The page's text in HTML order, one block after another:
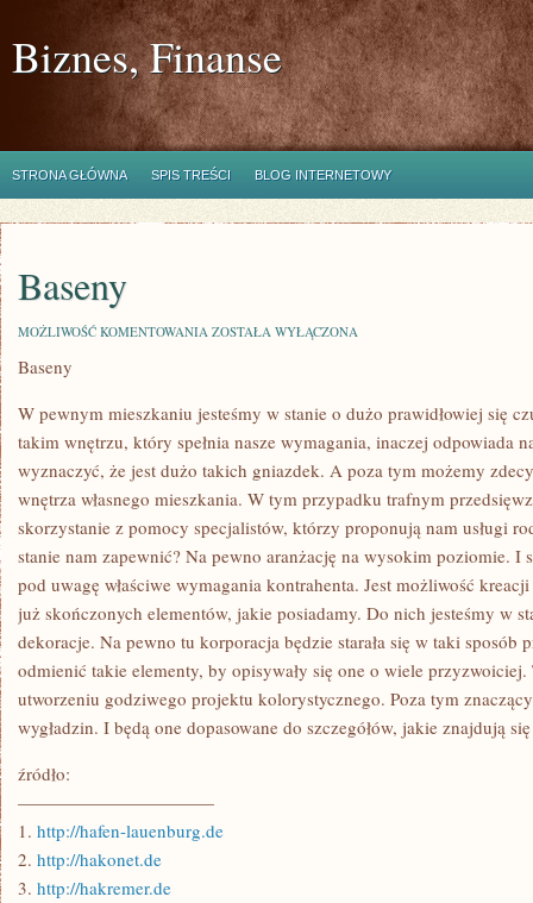
Biznes, Finanse
STRONA GŁÓWNA SPIS TREŚCI BLOG INTERNETOWY
Baseny
MOŻLIWOŚĆ KOMENTOWANIA BASENY
ZOSTAŁA WYŁĄCZONA
Baseny
W pewnym mieszkaniu jesteśmy w stanie o dużo prawidłowiej się
takim wnętrzu, który spełnia nasze wymagania, inaczej odpowiada
wyznaczyć, że jest dużo takich gniazdek. A poza tym możemy
wnętrza własnego mieszkania. W tym przypadku trafnym
skorzystanie z pomocy specjalistów, którzy proponują nam usługi
stanie nam zapewnić? Na pewno aranżację na wysokim poziomie. I
pod uwagę właściwe wymagania kontrahenta. Jest możliwość
już skończonych elementów, jakie posiadamy. Do nich jesteśmy w
dekoracje. Na pewno tu korporacja będzie starała się w taki sposób
odmienić takie elementy, by opisywały się one o wiele przyzwoiciej.
utworzeniu godziwego projektu kolorystycznego. Poza tym
wygładzin. I będą one dopasowane do szczegółów, jakie znajdują
źródło:
———————————
1. http://hafen-lauenburg.de
2. http://hakonet.de
3. http://hakremer.de